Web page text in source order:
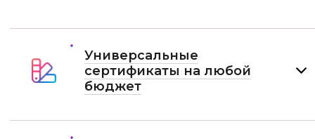
Универсальные
сертификаты на любой
бюджет